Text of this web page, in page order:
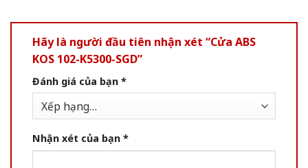
Hãy là người đầu tiên nhận xét “Cửa ABS
KOS 102-K5300-SGD”
Đánh giá của bạn *
Nhận xét của bạn *